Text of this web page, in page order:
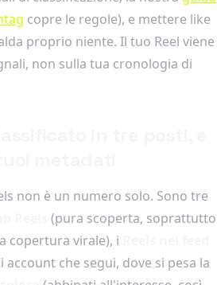
copre le regole), e mettere like
proprio niente. Il tuo Reel viene
non sulla tua cronologia di
non è un numero solo. Sono tre
(pura scoperta, soprattutto
copertura virale), i
account che segui, dove si pesa la